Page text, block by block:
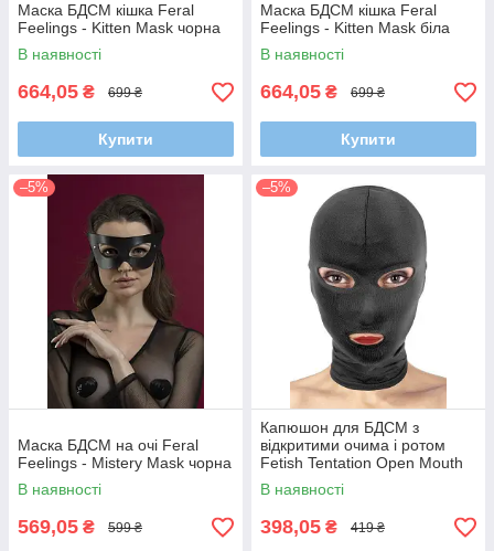
Маска БДСМ кішка Feral
Feelings - Kitten Mask чорна
В наявності
664,05 ₴ 699 ₴
Купити
Маска БДСМ кішка Feral
Feelings - Kitten Mask біла
В наявності
664,05 ₴ 699 ₴
Купити
–5%
Маска БДСМ на очі Feral
Feelings - Mistery Mask чорна
В наявності
569,05 ₴ 599 ₴
–5%
Капюшон для БДСМ з
відкритими очима і ротом
Fetish Tentation Open Mouth
and Eyes Hood
В наявності
398,05 ₴ 419 ₴